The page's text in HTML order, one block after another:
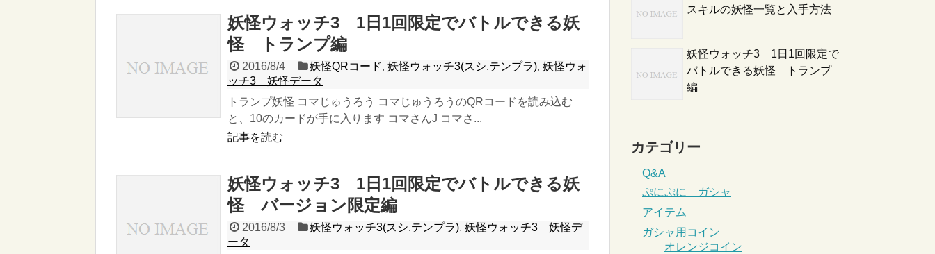
妖怪ウォッチ3 1日1回限定でバトルできる妖
怪 トランプ編
2016/8/4 妖怪QRコード,妖怪ウォッチ3(スシ.テンプラ),妖怪ウォ
ッチ3 妖怪データ
トランプ妖怪 コマじゅうろう コマじゅうろうのQRコードを読み込む
と、10のカードが手に入ります コマさんJ コマさ...
記事を読む
妖怪ウォッチ3 1日1回限定でバトルできる妖
怪 バージョン限定編
2016/8/3 妖怪ウォッチ3(スシ.テンプラ),妖怪ウォッチ3 妖怪デ
ータ
スキルの妖怪一覧と入手方法
妖怪ウォッチ3 1日1回限定で
バトルできる妖怪 トランプ
編
カテゴリー
Q&A
ぷにぷに ガシャ
アイテム
ガシャ用コイン
オレンジコイン